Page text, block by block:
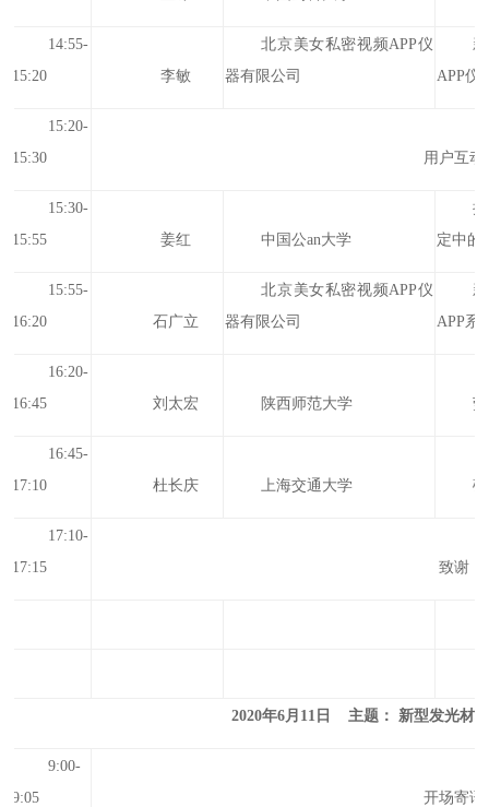
14:55-
15:20
李敏
北京美女私密视频APP仪
器有限公司
APP仪
15:20-
15:30
用户互动
15:30-
15:55
姜红 中国公an大学
定中的
15:55-
16:20
石广立
北京美女私密视频APP仪
器有限公司
APP系
16:20-
16:45
刘太宏 陕西师范大学 荧
16:45-
17:1 0 杜长庆 上海交通大学
17:10-
17:15 致谢
2020年6月11日 主题： 新型发光材
9:00-
9:05
开场寄语